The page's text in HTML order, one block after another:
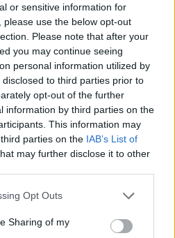
or sensitive information for
use the below opt-out
Please note that after your
you may continue seeing
personal information utilized by
to third parties prior to
opt-out of the further
information by third parties on the
This information may
parties on the IAB’s List of
may further disclose it to other
Opt Outs
Sharing of my
από τον
τις ίδιες
για τη μεγαλύτερη
Πόλεμο – Το Ιράν μας
από την «Ελπίδα για τη
Αλλαγές μετά την
τον ΣΥΡΙΖΑ- Νέος